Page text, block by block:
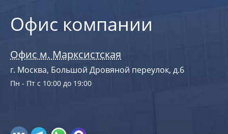
Офис компании
Офис м. Марксистская
г. Москва, Большой Дровяной переулок, д.6
Пн - Пт с 10:00 до 19:00